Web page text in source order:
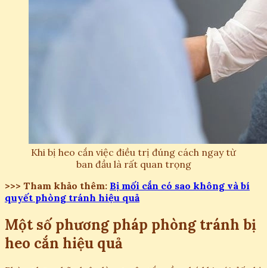
Khi bị heo cắn việc điều trị đúng cách ngay từ
ban đầu là rất quan trọng
>>> Tham khảo thêm: Bị mối cắn có sao không và bí
quyết phòng tránh hiệu quả
Một số phương pháp phòng tránh bị
heo cắn hiệu quả